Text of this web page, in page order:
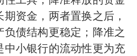
资金，两者置换之后，
负债结构更稳定；降准之
中小银行的流动性更为充